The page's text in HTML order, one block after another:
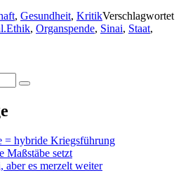
, Gesundheit, KritikVerschlagwortet
, Organspende, Sinai, Staat,
Suchen
= hybride Kriegsführung
Maßstäbe setzt
aber es merzelt weiter